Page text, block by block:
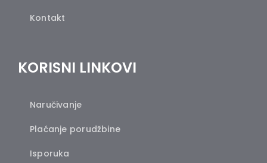
Kontakt
KORISNI LINKOVI
Naručivanje
Plaćanje porudžbine
Isporuka